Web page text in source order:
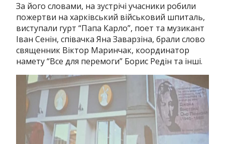
За його словами, на зустрічі учасники робили
пожертви на харківський військовий шпиталь,
виступали гурт “Папа Карло”, поет та музикант
Іван Сенін, співачка Яна Заварзіна, брали слово
священник Віктор Маринчак, координатор
намету “Все для перемоги” Борис Редін та інші.